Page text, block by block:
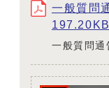
一般質問
197.20KB
一般質問通